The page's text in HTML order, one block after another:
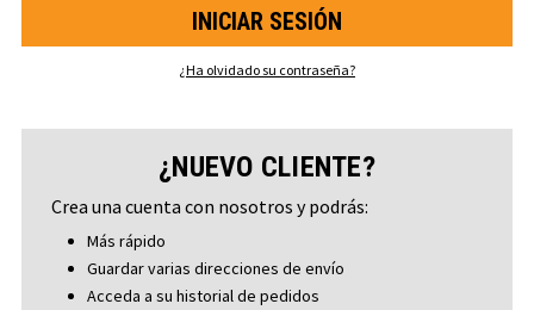
¿Ha olvidado su contraseña?
¿NUEVO CLIENTE?
Crea una cuenta con nosotros y podrás:
Más rápido
Guardar varias direcciones de envío
Acceda a su historial de pedidos